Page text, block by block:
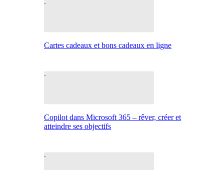
Cartes cadeaux et bons cadeaux en ligne
Copilot dans Microsoft 365 – rêver, créer et
atteindre ses objectifs